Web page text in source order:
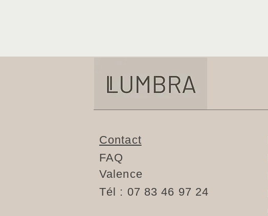
Contact
FAQ
Valence
Tél : 07 83 46 97 24